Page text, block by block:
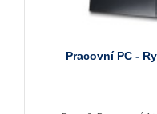
Pracovní PC -